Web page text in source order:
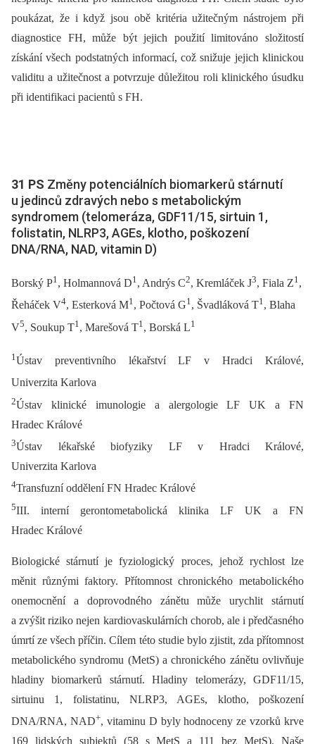
poukázat, že i když jsou obě kritéria užitečným nástrojem při
diagnostice FH, může být jejich použití limitováno složitostí
získání všech podstatných informací, což snižuje jejich klinickou
validitu a užitečnost a potvrzuje důležitou roli klinického úsudku
při identifikaci pacientů s FH.
31 PS Změny potenciálních biomarkerů stárnutí
u jedinců zdravých nebo s metabolickým
syndromem (telomeráza, GDF11/15, sirtuin 1,
folistatin, NLRP3, AGEs, klotho, poškození
DNA/RNA, NAD, vitamin D)
Borský P1, Holmannová D1, Andrýs C2, Kremláček J3, Fiala Z1,
Řeháček V4, Esterková M1, Počtová G1, Švadláková T1, Blaha
V5, Soukup T1 , Marešová T1 , Borská L1
1Ústav preventivního lékařství LF v Hradci Králové,
Univerzita Karlova
2Ústav klinické imunologie a alergologie LF UK a FN
Hradec Králové
3Ústav lékařské biofyziky LF v Hradci Králové,
Univerzita Karlova
4Transfuzní oddělení FN Hradec Králové
5III. interní gerontometabolická klinika LF UK a FN
Hradec Králové
Biologické stárnutí je fyziologický proces, jehož rychlost lze
měnit různými faktory. Přítomnost chronického metabolického
onemocnění a doprovodného zánětu může urychlit stárnutí
a zvýšit riziko nejen kardiovaskulárních chorob, ale i předčasného
úmrtí ze všech příčin. Cílem této studie bylo zjistit, zda přítomnost
metabolického syndromu (MetS) a chronického zánětu ovlivňuje
hladiny biomarkerů stárnutí. Hladiny telomerázy, GDF11/15,
sirtuinu 1, folistatinu, NLRP3, AGEs, klotho, poškození
DNA/RNA, NAD+, vitaminu D byly hodnoceny ze vzorků krve
169 lidských subjektů (58 s MetS a 111 bez MetS). Naše